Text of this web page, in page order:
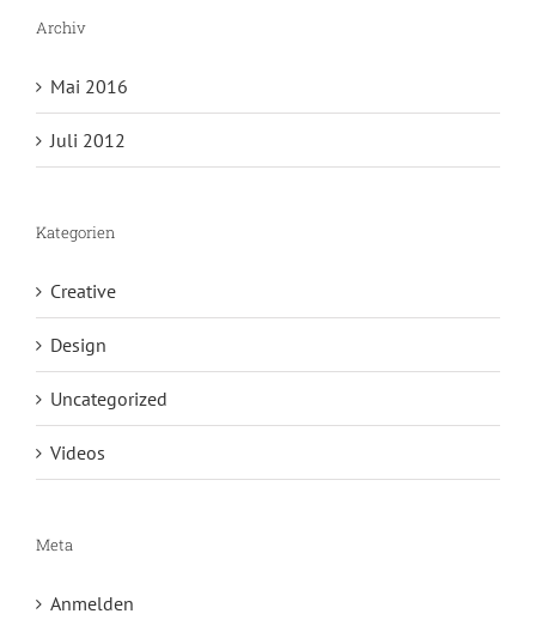
Archiv
Mai 2016
Juli 2012
Kategorien
Creative
Design
Uncategorized
Videos
Meta
Anmelden